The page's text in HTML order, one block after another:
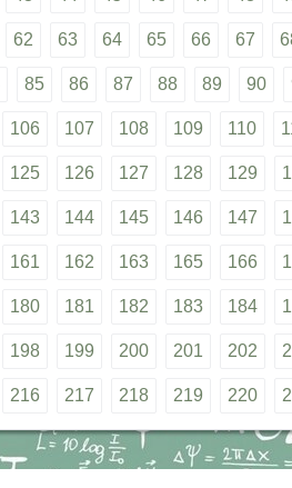
62 63 64 65 66 67
85 86 87 88 89 90
106 107 108 109 110
125 126 127 128 129
143 144 145 146 147
161 162 163 165 166
180 181 182 183 184
198 199 200 201 202
216 217 218 219 220